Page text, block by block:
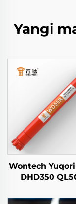
Yangi
Wontech
DHD350
Bosimi DTH